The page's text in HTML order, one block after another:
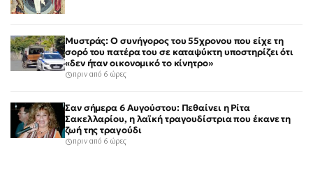
Μυστράς: Ο συνήγορος του 55χρονου που είχε τη
σορό του πατέρα του σε καταψύκτη υποστηρίζει ότι
«δεν ήταν οικονομικό το κίνητρο»
πριν από 6 ώρες
Σαν σήμερα 6 Αυγούστου: Πεθαίνει η Ρίτα
Σακελλαρίου, η λαϊκή τραγουδίστρια που έκανε τη
ζωή της τραγούδι
πριν από 6 ώρες